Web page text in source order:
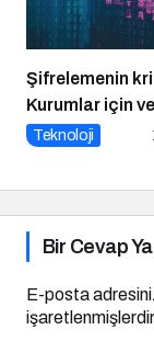
Şifrelemenin
Kurumlar için
güvenliğinin
Teknoloji
Bir Cevap
E-posta
işaretlenmişlerdir